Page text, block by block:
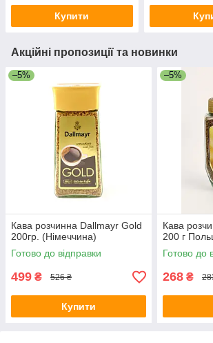
Купити
Акційні пропозиції та новинки
–5%
Кава розчинна Dallmayr Gold
200гр. (Німеччина)
Готово до відправки
499 ₴ 526 ₴
Купити
–5%
Кава
200 г
Готово до
268 ₴